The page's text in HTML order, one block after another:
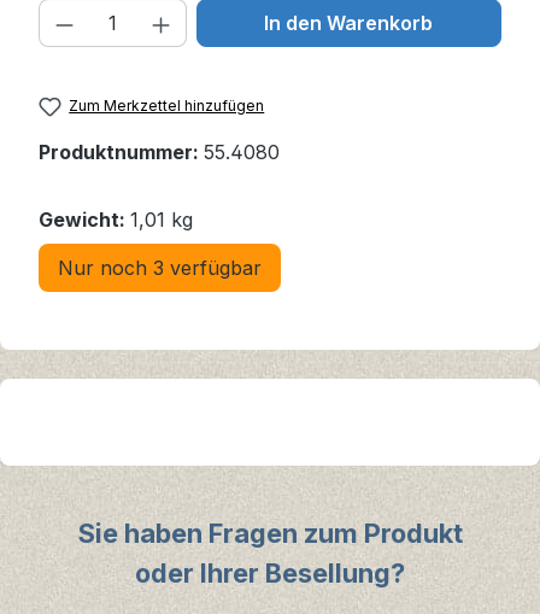
Produkt Anzahl: Gib den
In den Warenkorb
Zum Merkzettel hinzufügen
Produktnummer: 55.4080
Gewicht: 1,01 kg
Nur noch 3 verfügbar
Sie haben Fragen zum Produkt
oder Ihrer Besellung?